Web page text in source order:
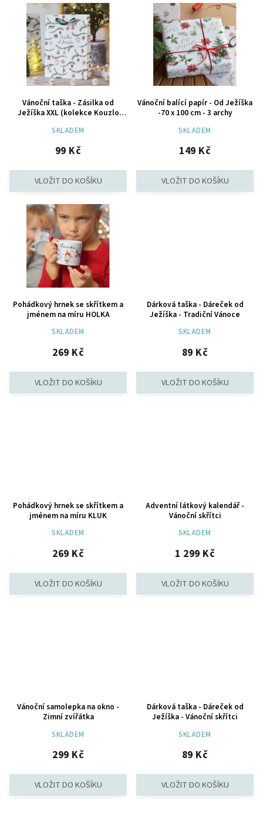
Nejdražší
Abecedně
Vánoční taška - Zásilka od
Ježíška XXL (kolekce Kouzlo
SKLADEM
99 Kč
Vánoční balící papír - Od Ježíška
-70 x 100 cm - 3 archy
SKLADEM
149 Kč
Pohádkový hrnek se skřítkem a
jménem na míru HOLKA
SKLADEM
269 Kč
Dárková taška - Dáreček od
Ježíška - Tradiční Vánoce
SKLADEM
89 Kč
Pohádkový hrnek se skřítkem a
jménem na míru KLUK
SKLADEM
269 Kč
Adventní látkový kalendář -
Vánoční skřítci
SKLADEM
1 299 Kč
Vánoční samolepka na okno -
Zimní zvířátka
SKLADEM
299 Kč
Dárková taška - Dáreček od
Ježíška - Vánoční skřítci
SKLADEM
89 Kč